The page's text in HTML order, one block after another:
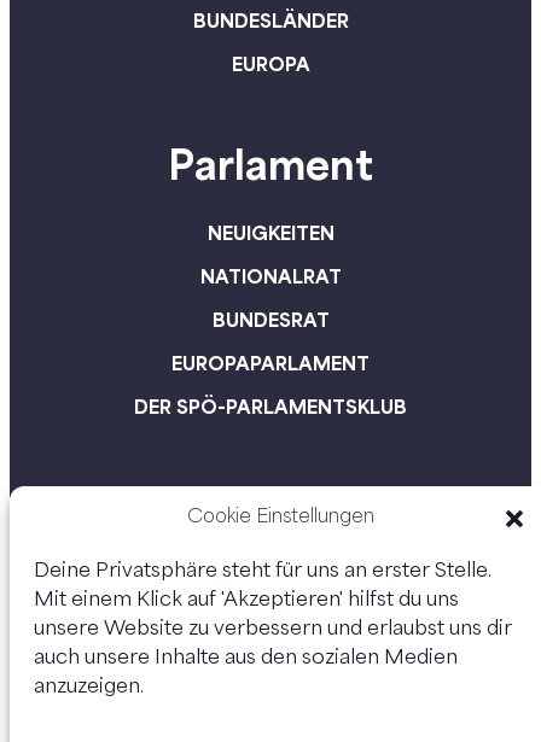
Cookie Einstellungen
Deine Privatsphäre steht für uns an erster Stelle.
Mit einem Klick auf 'Akzeptieren' hilfst du uns
unsere Website zu verbessern und erlaubst uns dir
auch unsere Inhalte aus den sozialen Medien
anzuzeigen.
BUNDESLÄNDER
EUROPA
Parlament
NEUIGKEITEN
NATIONALRAT
BUNDESRAT
EUROPAPARLAMENT
DER SPÖ-PARLAMENTSKLUB